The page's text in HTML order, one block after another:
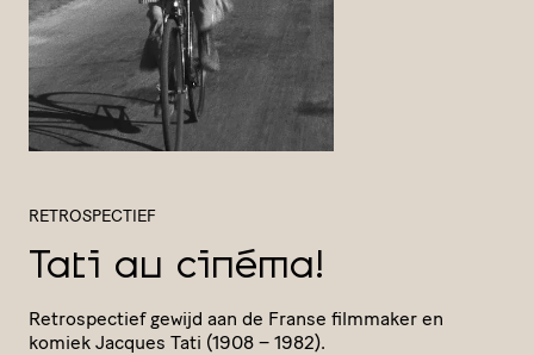
RETROSPECTIEF
Tati au cinéma!
Retro­spec­tief gewijd aan de Franse filmmaker en
komiek Jacques Tati (1908 – 1982).